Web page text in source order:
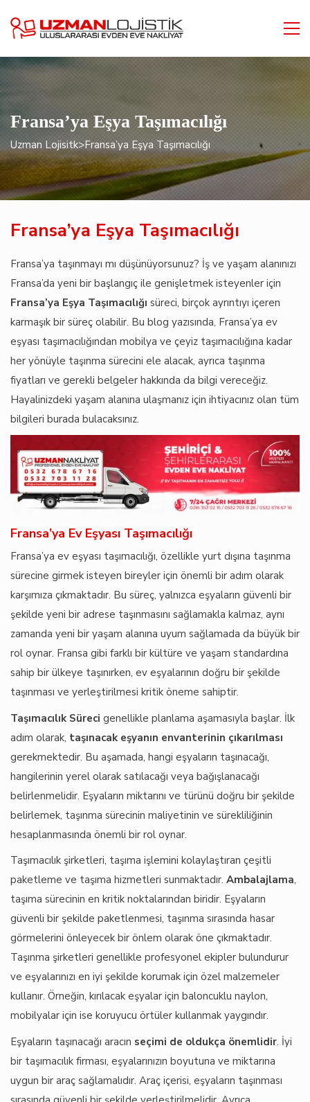
Fransa’ya Eşya Taşımacılığı
Uzman Lojisitk>Fransa’ya Eşya Taşımacılığı
Fransa’ya Eşya Taşımacılığı
Fransa’ya taşınmayı mı düşünüyorsunuz? İş ve yaşam alanınızı
Fransa’da yeni bir başlangıç ile genişletmek isteyenler için
Fransa’ya Eşya Taşımacılığı süreci, birçok ayrıntıyı içeren
karmaşık bir süreç olabilir. Bu blog yazısında, Fransa’ya ev
eşyası taşımacılığından mobilya ve çeyiz taşımacılığına kadar
her yönüyle taşınma sürecini ele alacak, ayrıca taşınma
fiyatları ve gerekli belgeler hakkında da bilgi vereceğiz.
Hayalinizdeki yaşam alanına ulaşmanız için ihtiyacınız olan tüm
bilgileri burada bulacaksınız.
Fransa’ya Ev Eşyası Taşımacılığı
Fransa’ya ev eşyası taşımacılığı, özellikle yurt dışına taşınma
sürecine girmek isteyen bireyler için önemli bir adım olarak
karşımıza çıkmaktadır. Bu süreç, yalnızca eşyaların güvenli bir
şekilde yeni bir adrese taşınmasını sağlamakla kalmaz, aynı
zamanda yeni bir yaşam alanına uyum sağlamada da büyük bir
rol oynar. Fransa gibi farklı bir kültüre ve yaşam standardına
sahip bir ülkeye taşınırken, ev eşyalarının doğru bir şekilde
taşınması ve yerleştirilmesi kritik öneme sahiptir.
Taşımacılık Süreci genellikle planlama aşamasıyla başlar. İlk
adım olarak, taşınacak eşyanın envanterinin çıkarılması
gerekmektedir. Bu aşamada, hangi eşyaların taşınacağı,
hangilerinin yerel olarak satılacağı veya bağışlanacağı
belirlenmelidir. Eşyaların miktarını ve türünü doğru bir şekilde
belirlemek, taşınma sürecinin maliyetinin ve sürekliliğinin
hesaplanmasında önemli bir rol oynar.
Taşımacılık şirketleri, taşıma işlemini kolaylaştıran çeşitli
paketleme ve taşıma hizmetleri sunmaktadır. Ambalajlama,
taşıma sürecinin en kritik noktalarından biridir. Eşyaların
güvenli bir şekilde paketlenmesi, taşınma sırasında hasar
görmelerini önleyecek bir önlem olarak öne çıkmaktadır.
Taşınma şirketleri genellikle profesyonel ekipler bulundurur
ve eşyalarınızı en iyi şekilde korumak için özel malzemeler
kullanır. Örneğin, kırılacak eşyalar için baloncuklu naylon,
mobilyalar için ise koruyucu örtüler kullanmak yaygındır.
Eşyaların taşınacağı aracın seçimi de oldukça önemlidir. İyi
bir taşımacılık firması, eşyalarınızın boyutuna ve miktarına
uygun bir araç sağlamalıdır. Araç içerisi, eşyaların taşınması